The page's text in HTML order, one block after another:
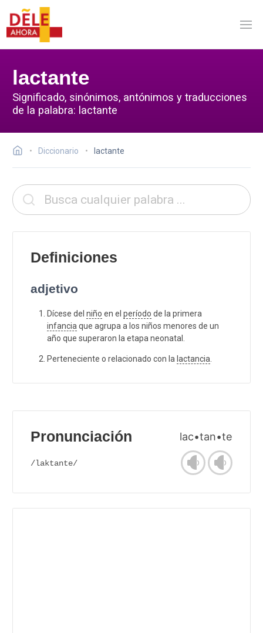
lactante
Significado, sinónimos, antónimos y traducciones
de la palabra: lactante
Diccionario lactante
Definiciones
adjetivo
Dícese del niño en el período de la primera
infancia que agrupa a los niños menores de un
año que superaron la etapa neonatal.
Perteneciente o relacionado con la lactancia
Pronunciación lac•tan•te
/laktante/